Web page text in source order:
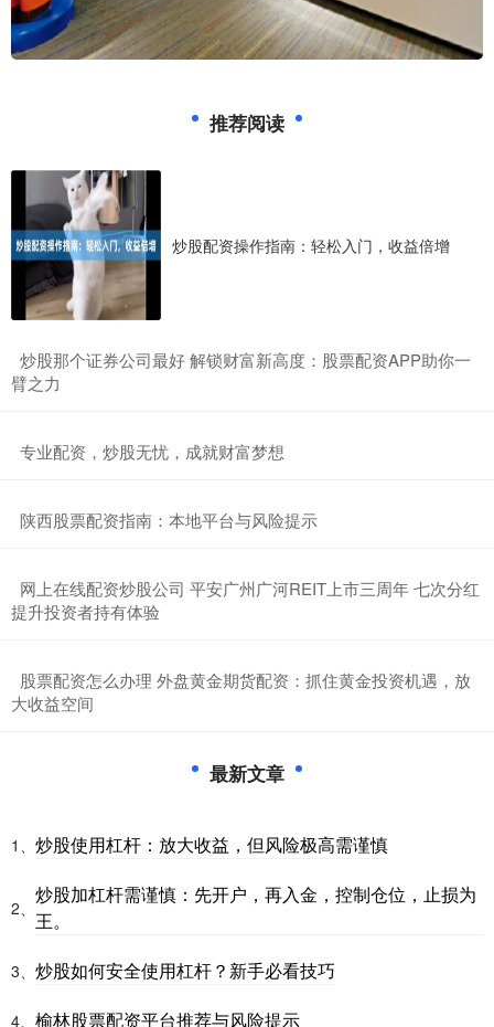
推荐阅读
炒股配资操作指南：轻松入门，收益倍增
​炒股那个证券公司最好 解锁财富新高度：股票配资APP助你一
臂之力
​专业配资，炒股无忧，成就财富梦想
​陕西股票配资指南：本地平台与风险提示
​网上在线配资炒股公司 平安广州广河REIT上市三周年 七次分红
提升投资者持有体验
​股票配资怎么办理 外盘黄金期货配资：抓住黄金投资机遇，放
大收益空间
最新文章
1、 炒股使用杠杆：放大收益，但风险极高需谨慎
2、
炒股加杠杆需谨慎：先开户，再入金，控制仓位，止损为
王。
3、 炒股如何安全使用杠杆？新手必看技巧
4、 榆林股票配资平台推荐与风险提示